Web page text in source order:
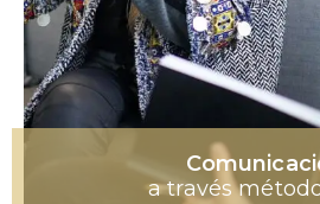
a través